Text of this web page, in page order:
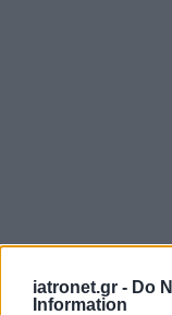
iatronet.gr - Do
Information